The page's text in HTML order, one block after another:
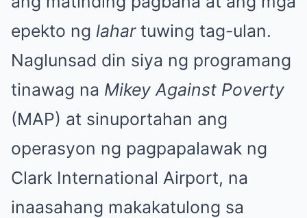
epekto ng lahartuwing tag-ulan.
Naglunsad din siya ng programang
tinawag na Mikey Against Poverty
(MAP) at sinuportahan ang
operasyon ng pagpapalawak ng
Clark International Airport, na
inaasahang makakatulong sa